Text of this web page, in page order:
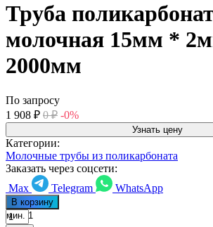
Труба
молочная 15мм *
2000мм
По запросу
1 908 ₽ 0 ₽ -0%
Узнать цену
Категории:
Молочные трубы из поликарбоната
Заказать через соцсети:
Max
Telegram WhatsApp
В корзину
мин. 1